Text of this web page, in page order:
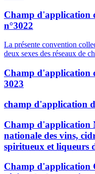
Champ d'application
n°3022
La présente convention
deux sexes des réseaux de
Champ d'application
3023
champ d'application
Champ d'application
nationale des vins,
spiritueux et liqueurs
Champ d'application